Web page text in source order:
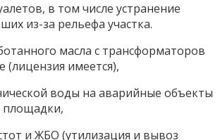
в том числе устранение
из-за рельефа участка.
масла с трансформаторов
(лицензия имеется),
воды на аварийные объекты
площадки,
и ЖБО (утилизация и вывоз